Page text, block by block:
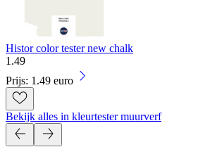
Histor color tester new chalk
1 .49
Prijs: 1.49 euro
Bekijk alles in kleurtester muurverf